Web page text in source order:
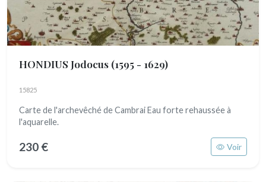
HONDIUS Jodocus (1595 - 1629)
15825
Carte de l'archevêché de Cambrai Eau forte rehaussée à
l'aquarelle.
230 € Voir